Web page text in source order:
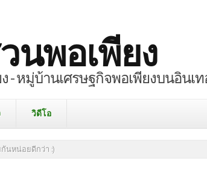
นพอเพียง
- หมู่บ้านเศรษฐกิจพอเพียงบนอินเ
วิดีโอ
นหน่อยดีกว่า :)